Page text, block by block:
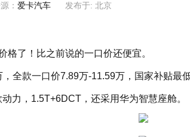
： 爱卡汽车 发布于: 北京
格了！比之前说的一口价还便宜。
，全款一口价7.89万-11.59万，国家补贴最
力，1.5T+6DCT，还采用华为智慧座舱。